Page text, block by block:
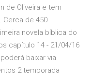
de Oliveira e tem
Cerca de 450
novela bíblica do
capítulo 14 - 21/04/16
baixar via
2 temporada